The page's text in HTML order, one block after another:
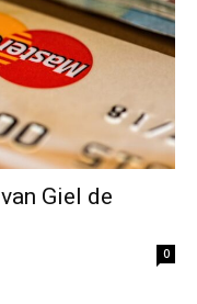
Giel de
0